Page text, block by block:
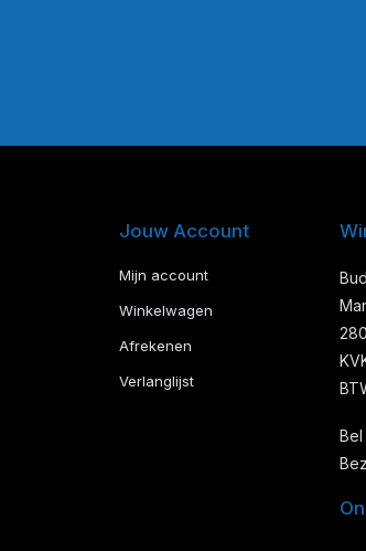
Jouw Account
Mijn account
Winkelwagen
Afrekenen
Verlanglijst